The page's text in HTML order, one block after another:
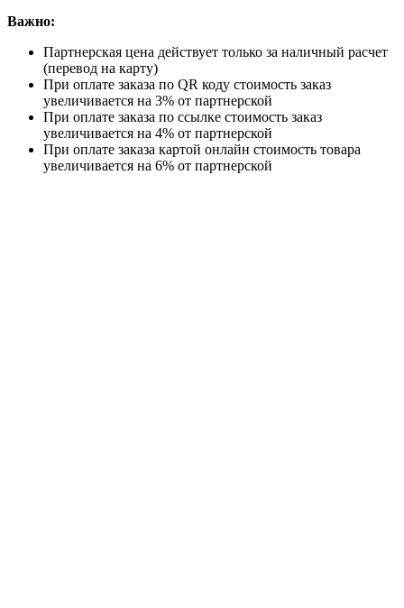
Важно:
Партнерская цена действует только за наличный расчет
(перевод на карту)
При оплате заказа по QR коду стоимость заказ
увеличивается на 3% от партнерской
При оплате заказа по ссылке стоимость заказ
увеличивается на 4% от партнерской
При оплате заказа картой онлайн стоимость товара
увеличивается на 6% от партнерской